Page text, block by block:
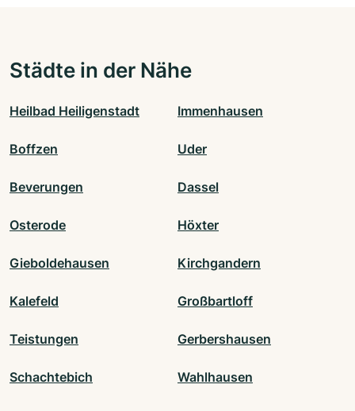
Städte in der Nähe
Heilbad Heiligenstadt Immenhausen
Boffzen Uder
Beverungen Dassel
Osterode Höxter
Gieboldehausen Kirchgandern
Kalefeld Großbartloff
Teistungen Gerbershausen
Schachtebich Wahlhausen